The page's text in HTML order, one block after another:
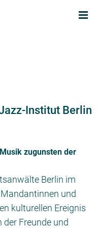
Institut Berlin
zugunsten der
Berlin im
und
kulturellen Ereignis
der Freunde und